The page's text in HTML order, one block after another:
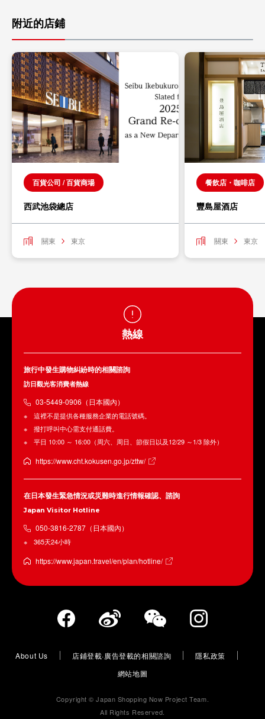
附近的店鋪
百貨公司 / 百貨商場
西武池袋總店
關東 東京
餐飲店・咖啡店
豐島屋酒店
關東 東京
熱線
旅行中發生購物糾紛時的相關諮詢
訪日觀光客消費者熱線
03-5449-0906（日本國內）
這裡不是提供各種服務企業的電話號碼。
撥打呼叫中心需支付通話費。
平日 10:00 ～ 16:00（周六、周日、節假日以及12/29 ～1/3 除外）
https://www.cht.kokusen.go.jp/zttw/
在日本發生緊急情況或災難時進行情報確認、諮詢
Japan Visitor Hotline
050-3816-2787（日本國內）
365天24小時
https://www.japan.travel/en/plan/hotline/
About Us 店鋪登載·廣告登載的相關諮詢
隱私政策
網站地圖
Copyright © Japan Shopping Now Project Team.
All Rights Reserved.